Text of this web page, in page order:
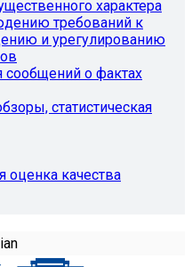
характера
требований к
и урегулированию
сообщений о фактах
статистическая
качества